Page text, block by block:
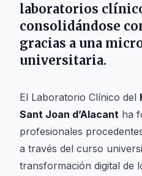
laboratorios
consolidándose
gracias a una
universitaria.
El Laboratorio Clínico del
Sant Joan d’Alacant ha
profesionales
a través del curso
transformación digital de